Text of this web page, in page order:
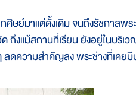
มาแต่ดั้งเดิม จนถึงรัชกาลพร
ถึงแม้สถานที่เรียน ยังอยู่ในบริเ
ลดความสำคัญลง พระช่างที่เคย